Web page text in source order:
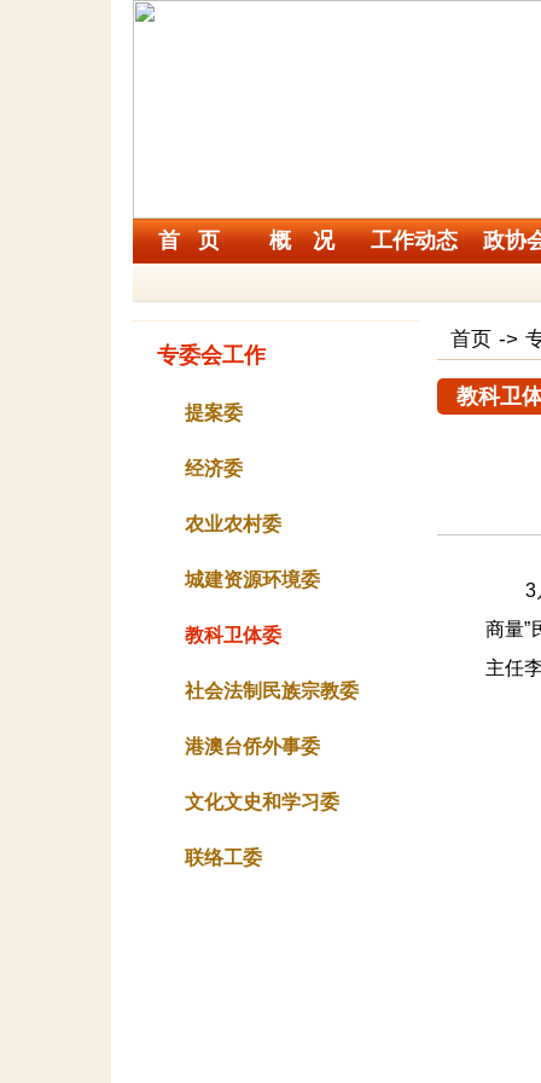
首 页 概 况 工作动态 政协
专委会工作
提案委
经济委
农业农村委
城建资源环境委
教科卫体委
社会法制民族宗教委
港澳台侨外事委
文化文史和学习委
联络工委
首页 ->
教科卫
3月
商量”
主任